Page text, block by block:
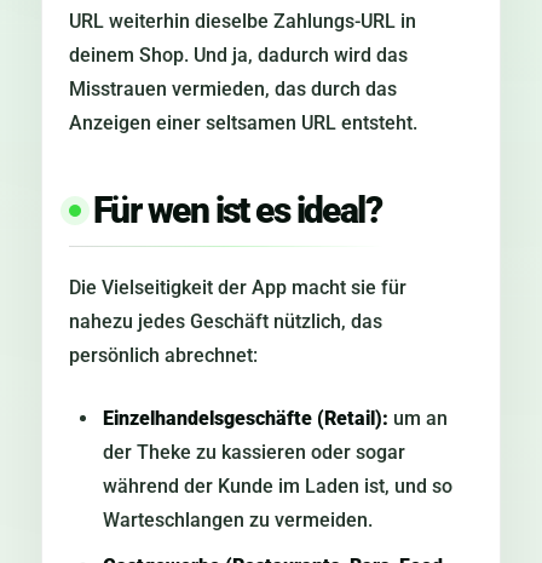
URL weiterhin dieselbe Zahlungs-URL in
deinem Shop. Und ja, dadurch wird das
Misstrauen vermieden, das durch das
Anzeigen einer seltsamen URL entsteht.
Für wen ist es ideal?
Die Vielseitigkeit der App macht sie für
nahezu jedes Geschäft nützlich, das
persönlich abrechnet:
Einzelhandelsgeschäfte (Retail): um an
der Theke zu kassieren oder sogar
während der Kunde im Laden ist, und so
Warteschlangen zu vermeiden.